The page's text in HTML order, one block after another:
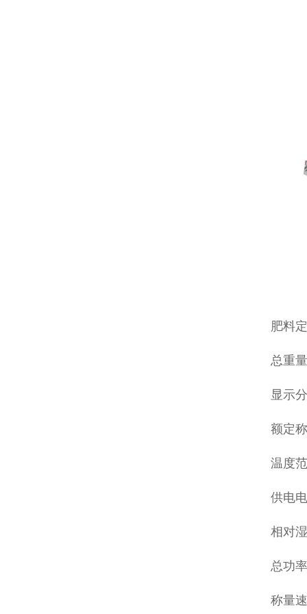
肥料
总重
显示
额定
温度
供电
相对
总功
称量